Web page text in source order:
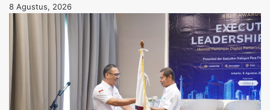
8 Agustus, 2026